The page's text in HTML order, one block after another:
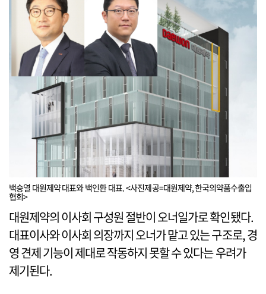
백승열 대원제약 대표와 백인환 대표. <사진제공=대원제약, 한국의약품수출입
협회>
대원제약의 이사회 구성원 절반이 오너일가로 확인됐다.
대표이사와 이사회 의장까지 오너가 맡고 있는 구조로, 경
영 견제 기능이 제대로 작동하지 못할 수 있다는 우려가
제기된다.